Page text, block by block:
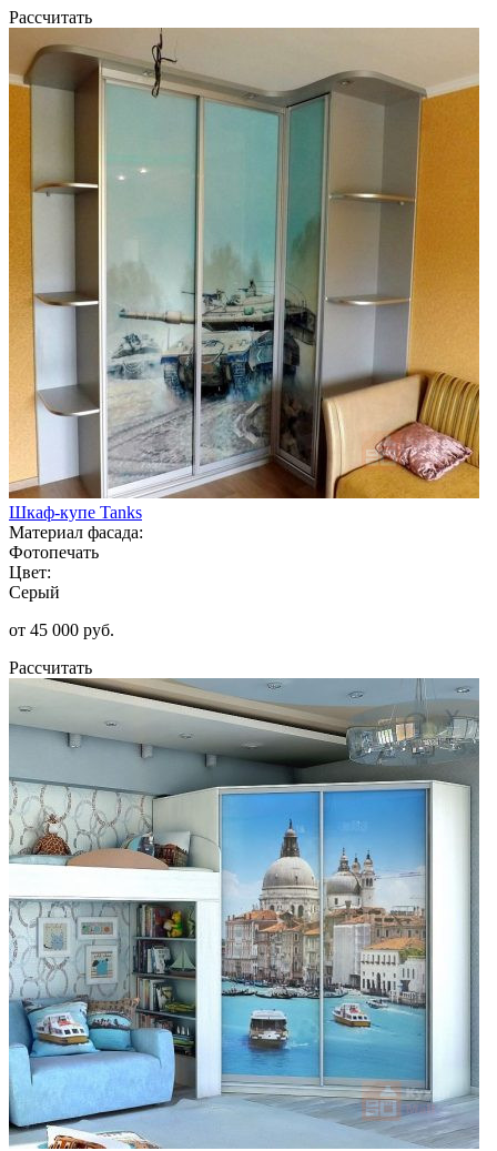
Рассчитать
Шкаф-купе Tanks
Материал фасада:
Фотопечать
Цвет:
Серый
от 45 000 руб.
Рассчитать